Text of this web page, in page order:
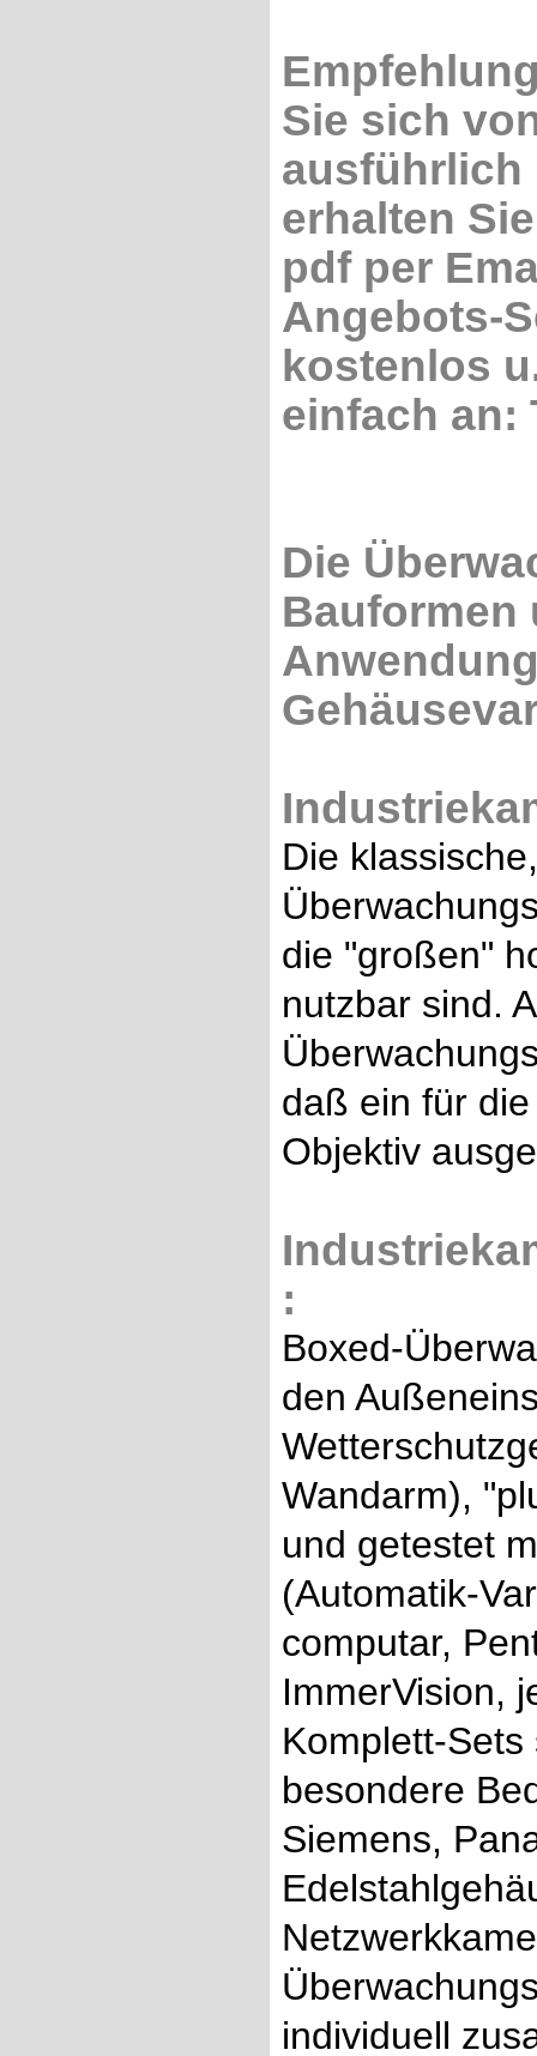
Sie sich
ausführlich
erhalten
pdf per
Angebots-
kostenlos
einfach an:
Die
Bauformen
Die
die "großen"
nutzbar sind.
daß ein für
Objektiv
:
Boxed-
den
Wandarm),
und getestet
(Automatik-
computar,
ImmerVision,
Komplett-
besondere
Siemens,
individuell